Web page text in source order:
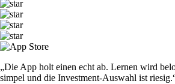
„Die App holt einen echt ab. Lernen wird
simpel und die Investment-Auswahl ist